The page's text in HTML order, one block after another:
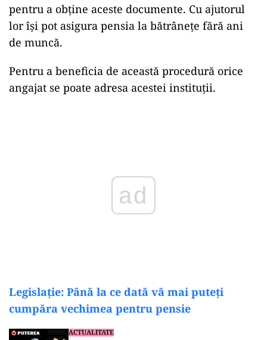
pentru a obține aceste documente. Cu ajutorul
lor își pot asigura pensia la bătrânețe fără ani
de muncă.
Pentru a beneficia de această procedură orice
angajat se poate adresa acestei instituții.
Legislație: Până la ce dată vă mai puteți
cumpăra vechimea pentru pensie
ACTUALITATE